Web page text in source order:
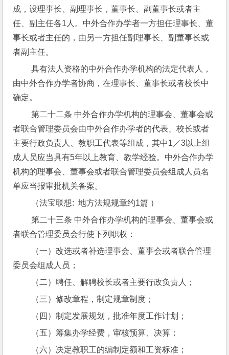
成，设理事长、副理事长，董事长、副董事长或者主
任、副主任各1人。中外合作办学者一方担任理事长、董
事长或者主任的，由另一方担任副理事长、副董事长或
者副主任。
具有法人资格的中外合作办学机构的法定代表人，
由中外合作办学者协商，在理事长、董事长或者校长中
确定。
第二十二条 中外合作办学机构的理事会、董事会或
者联合管理委员会由中外合作办学者的代表、校长或者
主要行政负责人、教职工代表等组成，其中1／3以上组
成人员应当具有5年以上教育、教学经验。中外合作办学
机构的理事会、董事会或者联合管理委员会组成人员名
单应当报审批机关备案。
（法宝联想:  地方法规规章约1篇 ）
第二十三条 中外合作办学机构的理事会、董事会或
者联合管理委员会行使下列职权：
委员会组成人员；
（二）聘任、解聘校长或者主要行政负责人；
（三）修改章程，制定规章制度；
（四）制定发展规划，批准年度工作计划；
（五）筹集办学经费，审核预算、决算；
（六）决定教职工的编制定额和工资标准；